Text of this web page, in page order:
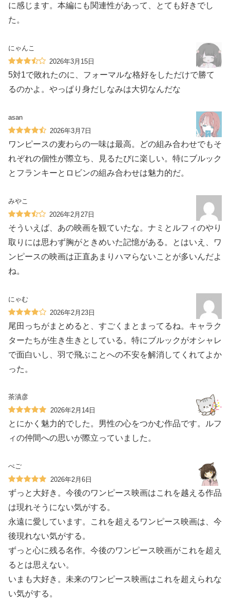
に感じます。本編にも関連性があって、とても好きでし
た。
にゃんこ
2026年3月15日
5対1で敗れたのに、フォーマルな格好をしただけで勝て
るのかよ。やっぱり身だしなみは大切なんだな‍️
asan
2026年3月7日
ワンピースの麦わらの一味は最高。どの組み合わせでもそ
れぞれの個性が際立ち、見るたびに楽しい。特にブルック
とフランキーとロビンの組み合わせは魅力的だ。
みやこ
2026年2月27日
そういえば、あの映画を観ていたな。ナミとルフィのやり
取りには思わず胸がときめいた記憶がある。とはいえ、ワ
ンピースの映画は正直あまりハマらないことが多いんだよ
ね。
にゃむ
2026年2月23日
尾田っちがまとめると、すごくまとまってるね。キャラク
ターたちが生き生きとしている。特にブルックがオシャレ
で面白いし、羽で飛ぶことへの不安を解消してくれてよか
った。
茶漬彦
2026年2月14日
とにかく魅力的でした。男性の心をつかむ作品です。ルフ
ィの仲間への思いが際立っていました。
ぺご
2026年2月6日
ずっと大好き。今後のワンピース映画はこれを越える作品
は現れそうにない気がする。
永遠に愛しています。これを超えるワンピース映画は、今
後現れない気がする。
ずっと心に残る名作。今後のワンピース映画がこれを超え
るとは思えない。
いまも大好き。未来のワンピース映画はこれを超えられな
い気がする。